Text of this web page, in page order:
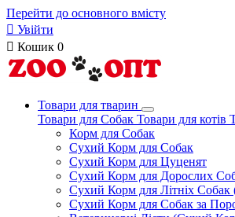
Перейти до основного вмісту
 Увійти
 Кошик 0
Товари для тварин
Товари для Собак Товари для котів
Корм для Собак
Сухий Корм для Собак
Сухий Корм для Цуценят
Сухий Корм для Дорослих
Сухий Корм для Літніх Собак
Сухий Корм для Собак за